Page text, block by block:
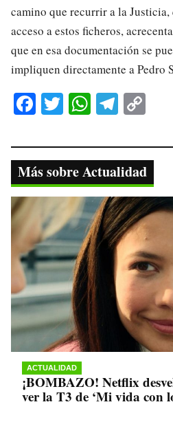
camino que recurrir a la
acceso a estos ficheros,
que en esa documentación se
impliquen directamente a Pedro
Fa
bo
ok
T
tte
r
W
ts
A
pp
Te
gr
a
m
y
Li
nk
Más sobre Actualidad
ACTUALIDAD
¡BOMBAZO! Netflix
ver la T3 de ‘Mi vida con